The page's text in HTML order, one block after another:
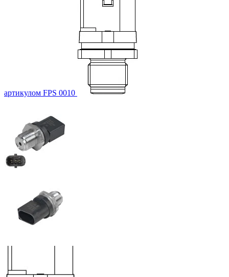
артикулом FPS 0010